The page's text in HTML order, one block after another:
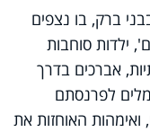
ברק, בו נצפים
ילדות סוחבות
אברכים בדרך
לפרנסתם
האוחזות את